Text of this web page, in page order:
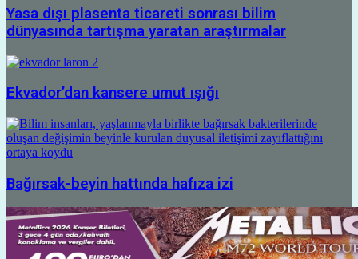
Yasa dışı plasenta ticareti sonrası bilim
dünyasında tartışma yaratan araştırmalar
Ekvador’dan kansere umut ışığı
Bağırsak-beyin hattında hafıza izi